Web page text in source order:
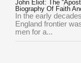
John Eliot: The
Biography Of Faith
In the early
England frontier
men for a...